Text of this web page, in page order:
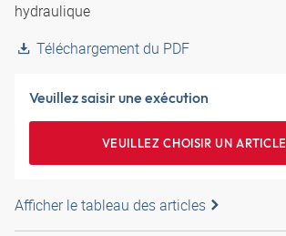
hydraulique
Téléchargement du PDF
Veuillez saisir une exécution
VEUILLEZ CHOISIR UN ARTICLE
Afficher le tableau des articles